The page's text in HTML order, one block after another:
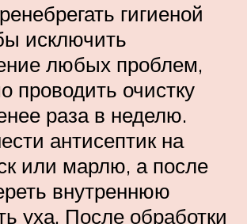
гигиеной
исключить
любых проблем,
проводить очистку
раза в неделю.
антисептик на
или марлю, а после
внутреннюю
уха. После обработки